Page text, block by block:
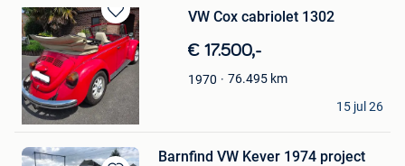
Bewaren
in
Mijn
Favorieten
VW Cox cabriolet 1302
€ 17.500,-
1970 76.495 km
roud
Hensies
15 jul 26
Barnfind VW Kever 1974 project